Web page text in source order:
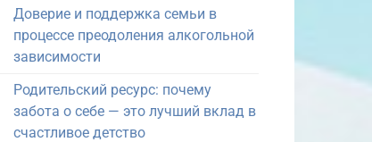
Доверие и поддержка семьи в
процессе преодоления алкогольной
зависимости
Родительский ресурс: почему
забота о себе — это лучший вклад в
счастливое детство